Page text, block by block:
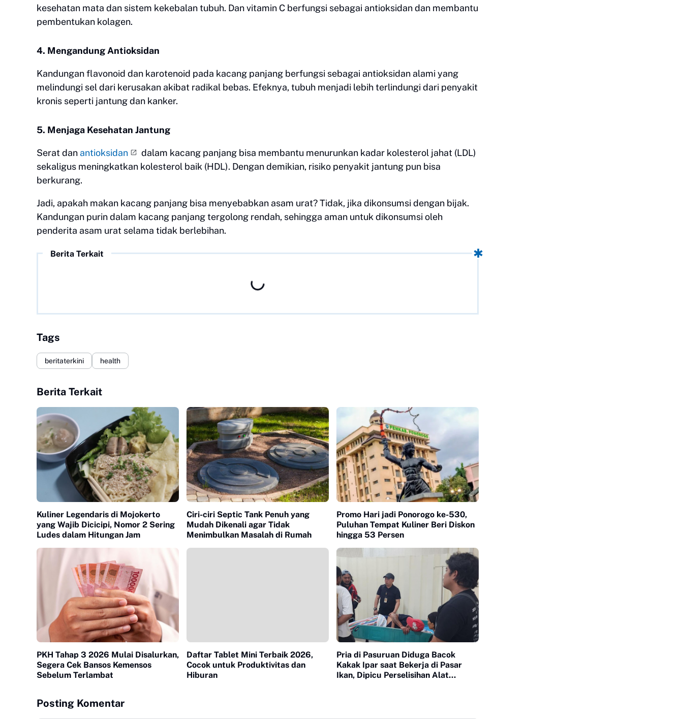
kesehatan mata dan sistem kekebalan tubuh. Dan vitamin C berfungsi sebagai antioksidan dan membantu
pembentukan kolagen.
4. Mengandung Antioksidan
Kandungan flavonoid dan karotenoid pada kacang panjang berfungsi sebagai antioksidan alami yang
melindungi sel dari kerusakan akibat radikal bebas. Efeknya, tubuh menjadi lebih terlindungi dari penyakit
kronis seperti jantung dan kanker.
5. Menjaga Kesehatan Jantung
Serat dan antioksidan
dalam kacang panjang bisa membantu menurunkan kadar kolesterol jahat (LDL)
sekaligus meningkatkan kolesterol baik (HDL). Dengan demikian, risiko penyakit jantung pun bisa
berkurang.
Jadi, apakah makan kacang panjang bisa menyebabkan asam urat? Tidak, jika dikonsumsi dengan bijak.
Kandungan purin dalam kacang panjang tergolong rendah, sehingga aman untuk dikonsumsi oleh
penderita asam urat selama tidak berlebihan.
Berita Terkait
Tags
beritaterkini health
Berita Terkait
Kuliner Legendaris di Mojokerto
yang Wajib Dicicipi, Nomor 2 Sering
Ludes dalam Hitungan Jam
Ciri-ciri Septic Tank Penuh yang
Mudah Dikenali agar Tidak
Menimbulkan Masalah di Rumah
Promo Hari jadi Ponorogo ke-530,
Puluhan Tempat Kuliner Beri Diskon
hingga 53 Persen
PKH Tahap 3 2026 Mulai Disalurkan,
Segera Cek Bansos Kemensos
Sebelum Terlambat
Daftar Tablet Mini Terbaik 2026,
Cocok untuk Produktivitas dan
Hiburan
Pria di Pasuruan Diduga Bacok
Kakak Ipar saat Bekerja di Pasar
Ikan, Dipicu Perselisihan Alat
Posting Komentar